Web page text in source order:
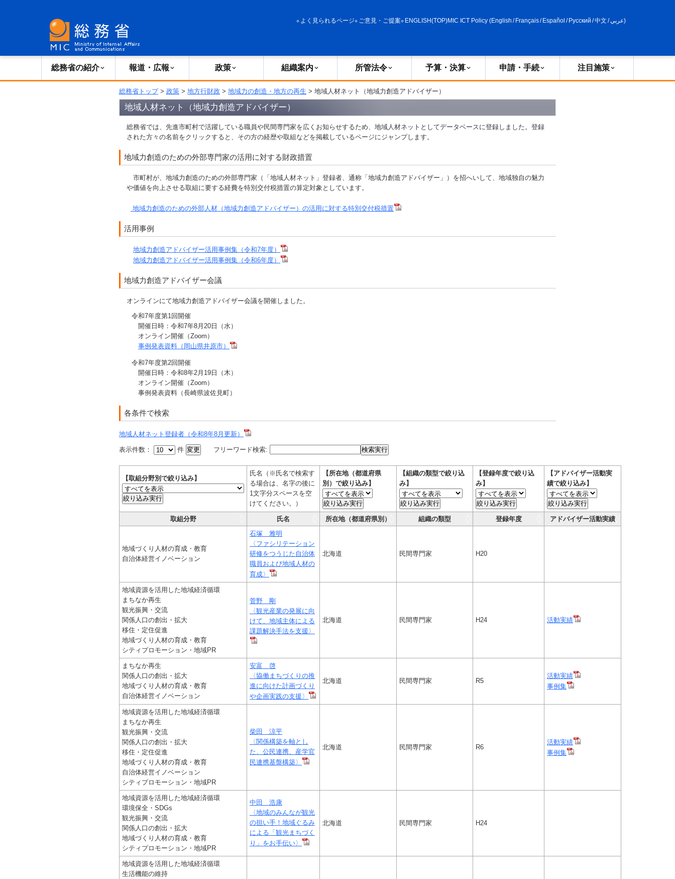
よく見られるページ ご意見・ご提案 ENGLISH(TOP)MIC ICT Policy (English / Français/ Español / Русский /中文 /عربي)
総務省の紹介 報道・広報 政策 組織案内 所管法令 予算・決算 申請・手続 注目施策
総務省トップ> 政策 > 地方行財政 > 地域力の創造・地方の再生 > 地域人材ネット（地域力創造アドバイザー）
地域人材ネット（地域力創造アドバイザー）
総務省では、先進市町村で活躍している職員や民間専門家を広くお知らせするため、地域人材ネットとしてデータベースに登録しました。登録
された方々の名前をクリックすると、その方の経歴や取組などを掲載しているページにジャンプします。
地域力創造のための外部専門家の活用に対する財政措置
市町村が、地域力創造のための外部専門家（「地域人材ネット」登録者、通称「地域力創造アドバイザー」）を招へいして、地域独自の魅力
や価値を向上させる取組に要する経費を特別交付税措置の算定対象としています。
地域力創造のための外部人材（地域力創造アドバイザー）の活用に対する特別交付税措置
活用事例
地域力創造アドバイザー活用事例集（令和7年度）
地域力創造アドバイザー活用事例集（令和6年度）
地域力創造アドバイザー会議
オンラインにて地域力創造アドバイザー会議を開催しました。
令和7年度第1回開催
開催日時：令和7年8月20日（水）
オンライン開催（Zoom）
事例発表資料（岡山県井原市）
令和7年度第2回開催
開催日時：令和8年2月19日（木）
オンライン開催（Zoom）
事例発表資料（長崎県波佐見町）
各条件で検索
地域人材ネット登録者（令和8年8月更新）
表示件数： 件 変更 フリーワード検索: 検索実行
【取組分野別で絞り込み】
絞り込み実行
氏名（※氏名で検索す
る場合は、名字の後に
1文字分スペースを空
けてください。）
【所在地（都道府県
別）で絞り込み】
絞り込み実行
【組織の類型で絞り込
み】
絞り込み実行
【登録年度で絞り込
み】
絞り込み実行
【アドバイザー活動実
績で絞り込み】
絞り込み実行
取組分野 氏名 所在地（都道府県別） 組織の類型 登録年度 アドバイザー活動実績
地域づくり人材の育成・教育
自治体経営イノベーション
石塚 雅明
〈ファシリテーション
研修をつうじた自治体
職員および地域人材の
育成〉
北海道 民間専門家 H20
地域資源を活用した地域経済循環
まちなか再生
観光振興・交流
関係人口の創出・拡大
移住・定住促進
地域づくり人材の育成・教育
シティプロモーション・地域PR
菅野 剛
〈観光産業の発展に向
けて、地域主体による
課題解決手法を支援〉
北海道 民間専門家 H24 活動実績
まちなか再生
関係人口の創出・拡大
地域づくり人材の育成・教育
自治体経営イノベーション
安富 啓
〈協働まちづくりの推
進に向けた計画づくり
や企画実践の支援〉
北海道 民間専門家 R5
活動実績
事例集
地域資源を活用した地域経済循環
まちなか再生
観光振興・交流
関係人口の創出・拡大
移住・定住促進
地域づくり人材の育成・教育
自治体経営イノベーション
シティプロモーション・地域PR
柴田 涼平
〈関係構築を軸とし
た、公民連携、産学官
民連携基盤構築〉
北海道 民間専門家 R6
活動実績
事例集
地域資源を活用した地域経済循環
環境保全・SDGs
観光振興・交流
関係人口の創出・拡大
地域づくり人材の育成・教育
シティプロモーション・地域PR
中田 浩康
〈地域のみんなが観光
の担い手！地域ぐるみ
による「観光まちづく
り」をお手伝い〉
北海道 民間専門家 H24
地域資源を活用した地域経済循環
生活機能の維持